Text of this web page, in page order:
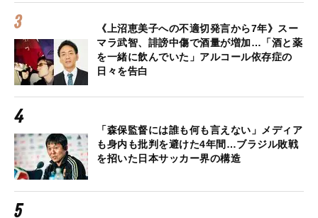
《上沼恵美子への不適切発言から7年》スー
マラ武智、誹謗中傷で酒量が増加…「酒と薬
を一緒に飲んでいた」アルコール依存症の
日々を告白
「森保監督には誰も何も言えない」メディア
も身内も批判を避けた4年間…ブラジル敗戦
を招いた日本サッカー界の構造